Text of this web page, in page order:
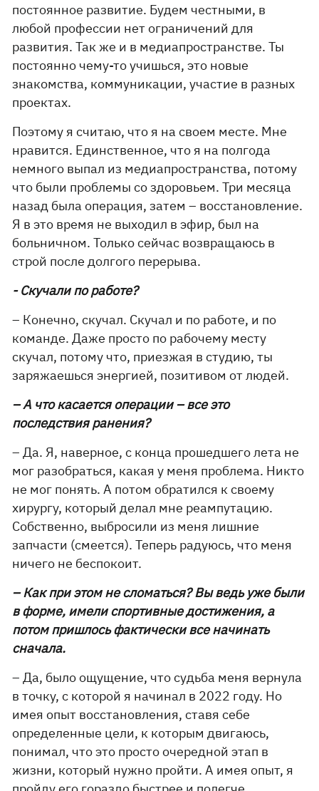
постоянное развитие. Будем честными, в
любой профессии нет ограничений для
развития. Так же и в медиапространстве. Ты
постоянно чему-то учишься, это новые
знакомства, коммуникации, участие в разных
проектах.
Поэтому я считаю, что я на своем месте. Мне
нравится. Единственное, что я на полгода
немного выпал из медиапространства, потому
что были проблемы со здоровьем. Три месяца
назад была операция, затем – восстановление.
Я в это время не выходил в эфир, был на
больничном. Только сейчас возвращаюсь в
строй после долгого перерыва.
- Скучали по работе?
– Конечно, скучал. Скучал и по работе, и по
команде. Даже просто по рабочему месту
скучал, потому что, приезжая в студию, ты
заряжаешься энергией, позитивом от людей.
– А что касается операции – все это
последствия ранения?
– Да. Я, наверное, с конца прошедшего лета не
мог разобраться, какая у меня проблема. Никто
не мог понять. А потом обратился к своему
хирургу, который делал мне реампутацию.
Собственно, выбросили из меня лишние
запчасти (смеется). Теперь радуюсь, что меня
ничего не беспокоит.
– Как при этом не сломаться? Вы ведь уже были
в форме, имели спортивные достижения, а
потом пришлось фактически все начинать
сначала.
– Да, было ощущение, что судьба меня вернула
в точку, с которой я начинал в 2022 году. Но
имея опыт восстановления, ставя себе
определенные цели, к которым двигаюсь,
понимал, что это просто очередной этап в
жизни, который нужно пройти. А имея опыт, я